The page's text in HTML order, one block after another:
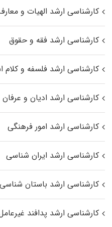
کارشناسی ارشد الهیات و
کارشناسی ارشد فقه و حقوق
کارشناسی ارشد فلسفه و کلام
کارشناسی ارشد ادیان و
کارشناسی ارشد امور فرهنگی
کارشناسی ارشد ایران شناسی
کارشناسی ارشد باستان شناسی
کارشناسی ارشد پدافند